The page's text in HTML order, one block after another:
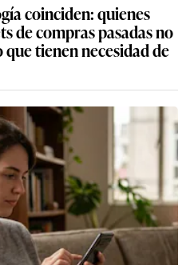
coinciden: quienes
de compras pasadas no
tienen necesidad de